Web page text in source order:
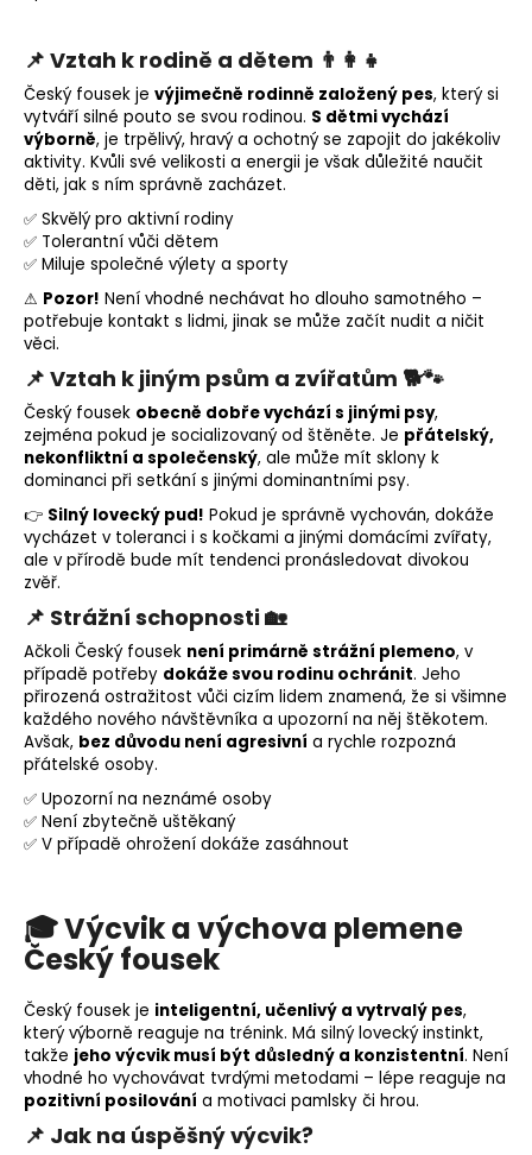
📌 Vztah k rodině a dětem 👨‍👩‍👧
Český fousek je výjimečně rodinně založený pes, který si
vytváří silné pouto se svou rodinou. S dětmi vychází
výborně, je trpělivý, hravý a ochotný se zapojit do jakékoliv
aktivity. Kvůli své velikosti a energii je však důležité naučit
děti, jak s ním správně zacházet.
✅ Skvělý pro aktivní rodiny
✅ Tolerantní vůči dětem
✅ Miluje společné výlety a sporty
⚠ Pozor! Není vhodné nechávat ho dlouho samotného –
potřebuje kontakt s lidmi, jinak se může začít nudit a ničit
věci.
📌 Vztah k jiným psům a zvířatům 🐕🐾
Český fousek obecně dobře vychází s jinými psy,
zejména pokud je socializovaný od štěněte. Je přátelský,
nekonfliktní a společenský, ale může mít sklony k
dominanci při setkání s jinými dominantními psy.
👉 Silný lovecký pud! Pokud je správně vychován, dokáže
vycházet v toleranci i s kočkami a jinými domácími zvířaty,
ale v přírodě bude mít tendenci pronásledovat divokou
zvěř.
📌 Strážní schopnosti 🏡
Ačkoli Český fousek není primárně strážní plemeno, v
případě potřeby dokáže svou rodinu ochránit. Jeho
přirozená ostražitost vůči cizím lidem znamená, že si všimne
každého nového návštěvníka a upozorní na něj štěkotem.
Avšak, bez důvodu není agresivní a rychle rozpozná
přátelské osoby.
✅ Upozorní na neznámé osoby
✅ Není zbytečně uštěkaný
✅ V případě ohrožení dokáže zasáhnout
🎓 Výcvik a výchova plemene
Český fousek
Český fousek je inteligentní, učenlivý a vytrvalý pes,
který výborně reaguje na trénink. Má silný lovecký instinkt,
takže jeho výcvik musí být důsledný a konzistentní. Není
vhodné ho vychovávat tvrdými metodami – lépe reaguje na
pozitivní posilování a motivaci pamlsky či hrou.
📌 Jak na úspěšný výcvik?